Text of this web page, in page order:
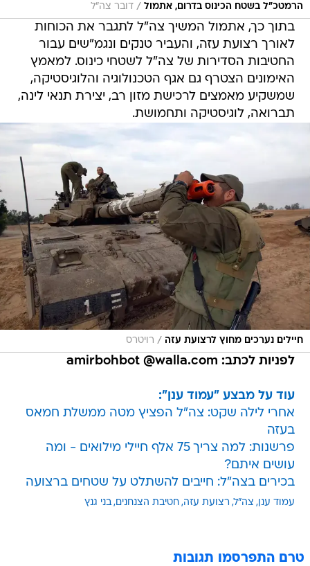
הרמטכ"ל בשטח הכינוס בדרום, אתמול / דובר צה"ל
בתוך כך, אתמול המשיך צה"ל לתגבר את הכוחות
לאורך רצועת עזה, והעביר טנקים ונגמ"שים עבור
החטיבות הסדירות של צה"ל לשטחי כינוס. למאמץ
האימונים הצטרף גם אגף הטכנולוגיה והלוגיסטיקה,
שמשקיע מאמצים לרכישת מזון רב, יצירת תנאי לינה,
תברואה, לוגיסטיקה ותחמושת.
חיילים נערכים מחוץ לרצועת עזה / רויטרס
לפניות לכתב: amirbohbot @walla.com
עוד על מבצע "עמוד ענן":
אחרי לילה שקט: צה"ל הפציץ מטה ממשלת חמאס
בעזה
פרשנות: למה צריך 75 אלף חיילי מילואים - ומה
עושים איתם?
בכירים בצה"ל: חייבים להשתלט על שטחים ברצועה
עמוד ענן צה"ל רצועת עזה חטיבת הצנחנים בני גנץ
טרם התפרסמו תגובות